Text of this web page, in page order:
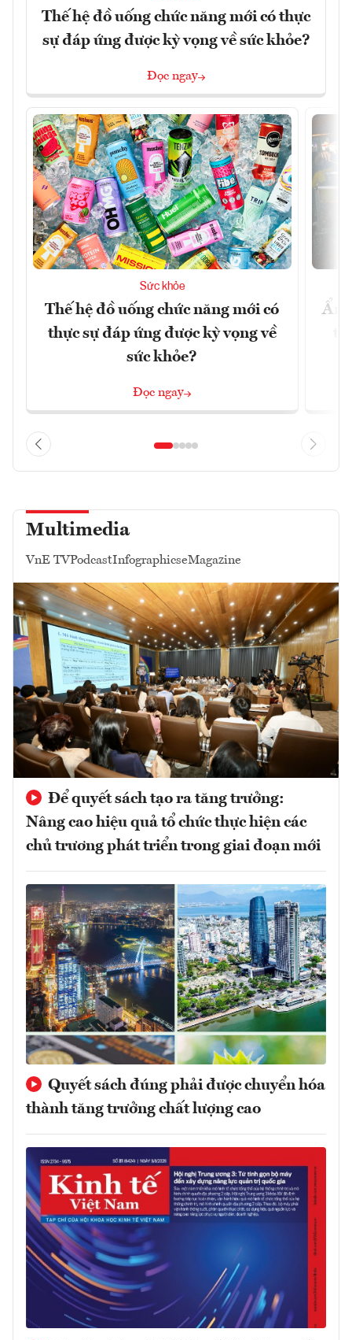
Thế hệ đồ uống chức năng mới có thực
sự đáp ứng được kỳ vọng về sức khỏe?
Đọc ngay
Sức khỏe
Thế hệ đồ uống chức năng mới có
thực sự đáp ứng được kỳ vọng về
sức khỏe?
Đọc ngay
Ẩm
Multimedia
VnE TVPodcastInfographicseMagazine
Để quyết sách tạo ra tăng trưởng:
Nâng cao hiệu quả tổ chức thực hiện các
chủ trương phát triển trong giai đoạn mới
Quyết sách đúng phải được chuyển hóa
thành tăng trưởng chất lượng cao